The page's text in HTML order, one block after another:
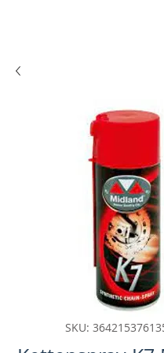
SKU: